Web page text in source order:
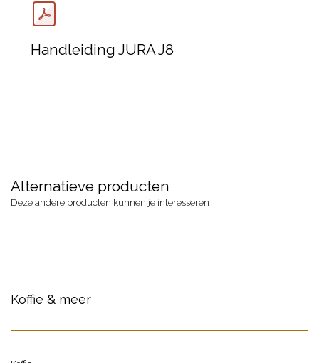
Handleiding JURA J8
Alternatieve producten
Deze andere producten kunnen je interesseren
Koffie & meer